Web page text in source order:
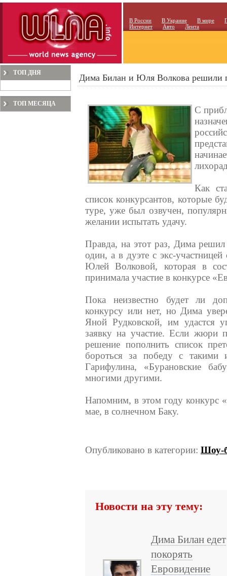
В России В Украине В мире
Интернет
Авто Лента
ТОП ДНЯ
ТОП МЕСЯЦА
Дима Билан и Юля Волкова решили
С
Как
список конкурсантов, которые
туре, уже был озвучен,
желании испытать удачу.
Правда, на этот раз, Дима решил
один, а в дуэте с экс-
Юлей Волковой, которая в
принимала участие в конкурсе
Пока неизвестно будет ли
конкурсу или нет, но Дима
Яной Рудковской, им удастся
заявку на участие. Если жюри
решение пополнить список
бороться за победу с такими
Гарифулина, «Бурановские
многими другими.
Напомним, в этом году конкурс
мае, в солнечном Баку.
Опубликовано в категории: Шоу-
Новости на эту тему:
Дима Билан едет
покорять
Евровидение